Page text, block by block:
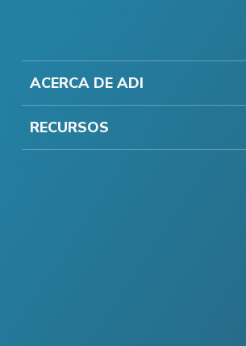
ACERCA DE ADI
RECURSOS